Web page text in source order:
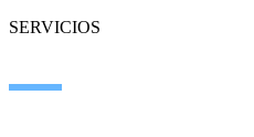
SERVICIOS